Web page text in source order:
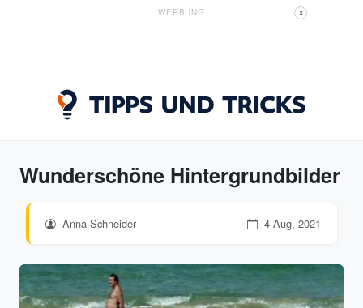
WERBUNG X
Wunderschöne Hintergrundbilder
Anna Schneider 4 Aug, 2021